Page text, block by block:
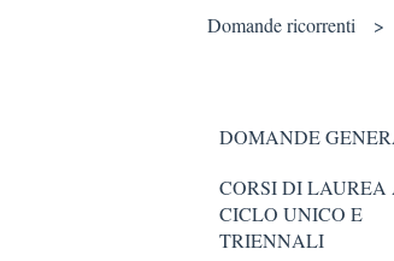
Domande ricorrenti
DOMANDE
Info generali su
CdL
CORSI DI LAUREA
CICLO UNICO E
TRIENNALI